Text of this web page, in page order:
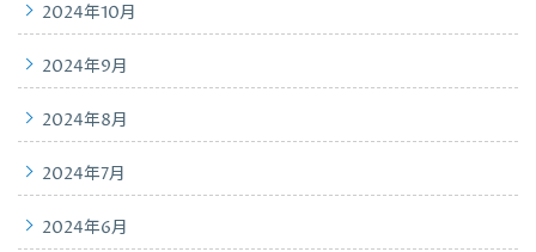
2024年10月
2024年9月
2024年8月
2024年7月
2024年6月